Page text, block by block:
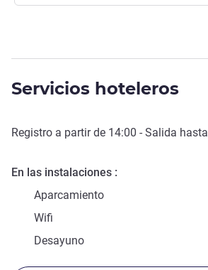
Servicios hoteleros
Registro a partir de 14:00 - Salida hasta
En las instalaciones
Aparcamiento
Wifi
Desayuno